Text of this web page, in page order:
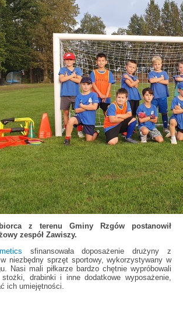
z terenu Gminy Rzgów postanowił
zespół Zawiszy.
sfinansowała doposażenie drużyny z
niezbędny sprzęt sportowy, wykorzystywany w
Nasi mali piłkarze bardzo chętnie wypróbowali
drabinki i inne dodatkowe wyposażenie,
ich umiejętności.